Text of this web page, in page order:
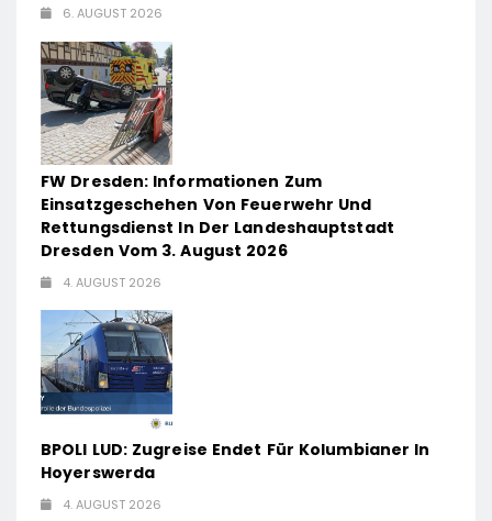
6. AUGUST 2026
FW Dresden: Informationen Zum
Einsatzgeschehen Von Feuerwehr Und
Rettungsdienst In Der Landeshauptstadt
Dresden Vom 3. August 2026
4. AUGUST 2026
BPOLI LUD: Zugreise Endet Für Kolumbianer In
Hoyerswerda
4. AUGUST 2026